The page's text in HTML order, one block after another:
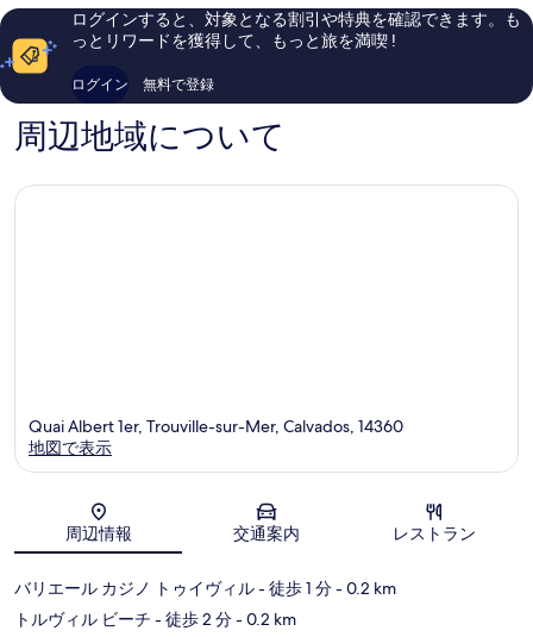
ー
ル
Trouville-
sur-
Mer
ミ
284
件
件
の
口
コ
シ
テ
ミ
1,006
の
ログインすると、対象となる割引や特典を確認できます。も
っとリワードを獲得して、もっと旅を満喫 !
ログイン 無料で登録
周辺地域について
地図
Quai Albert 1er, Trouville-sur-Mer, Calvados, 14360
地図で表示
周辺情報 交通案内 レストラン
バリエール カジノ トゥイヴィル- 徒歩 1 分- 0.2 km
トルヴィル ビーチ - 徒歩 2 分- 0.2 km